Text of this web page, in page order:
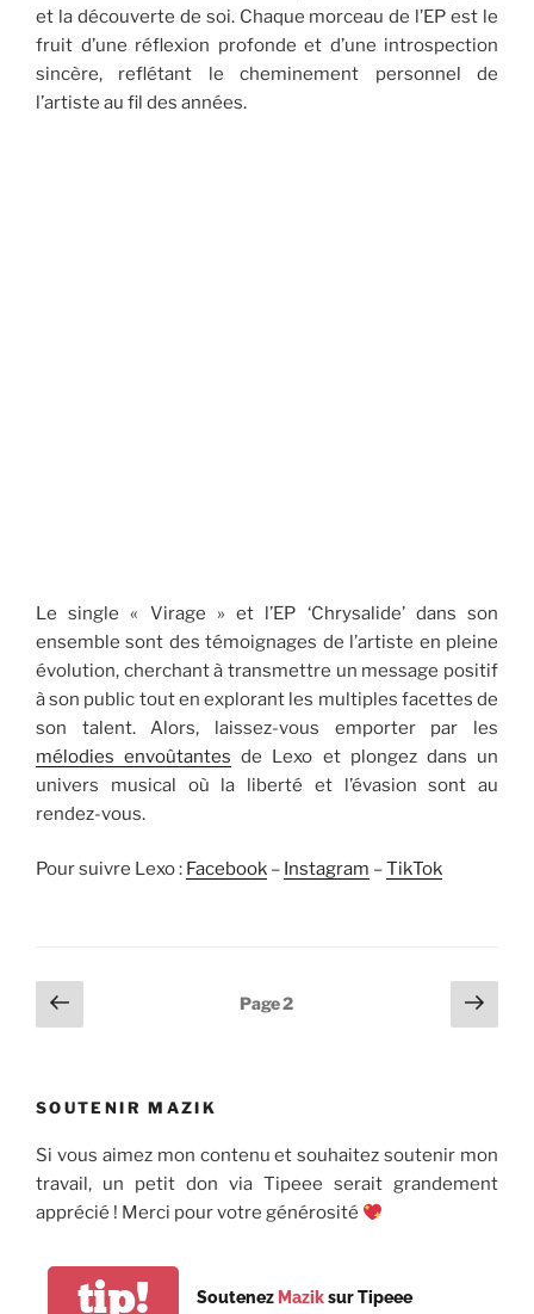
et la découverte de soi. Chaque morceau de l’EP est le
fruit d’une réflexion profonde et d’une introspection
sincère, reflétant le cheminement personnel de
l’artiste au fil des années.
Le single « Virage » et l’EP ‘Chrysalide’ dans son
ensemble sont des témoignages de l’artiste en pleine
évolution, cherchant à transmettre un message positif
à son public tout en explorant les multiples facettes de
son talent. Alors, laissez-vous emporter par les
mélodies envoûtantes de Lexo et plongez dans un
univers musical où la liberté et l’évasion sont au
rendez-vous.
Pour suivre Lexo : Facebook – Instagram –TikTok
Pagination
des
Page
précédente
Page2
Page
SOUTENIR MAZIK
Si vous aimez mon contenu et souhaitez soutenir mon
travail, un petit don via Tipeee serait grandement
apprécié ! Merci pour votre générosité
tip! Soutenez Maziksur Tipeee